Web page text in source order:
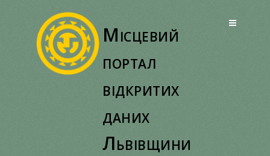
Місцевий
портал
відкритих
даних
Львівщини